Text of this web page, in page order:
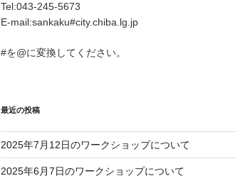
Tel:043-245-5673
E-mail:sankaku#city.chiba.lg.jp
#を@に変換してください。
最近の投稿
2025年7月12日のワークショップについて
2025年6月7日のワークショップについて